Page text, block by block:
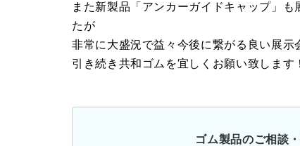
また新製品「アンカーガイドキャップ」
たが
非常に大盛況で益々今後に繋がる良い展示
引き続き共和ゴムを宜しくお願い致します！
ゴム製品のご相談